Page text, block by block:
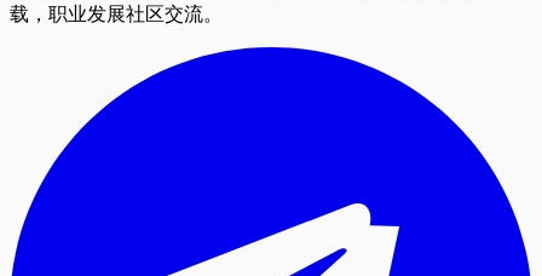
载，职业发展社区交流。